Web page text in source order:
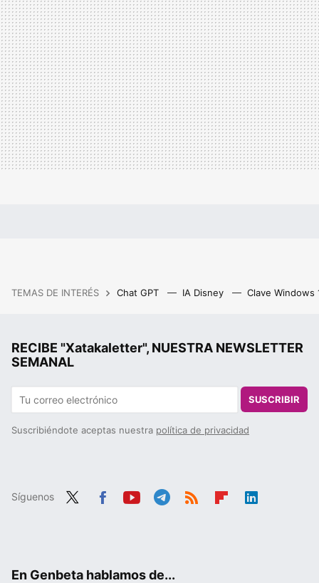
TEMAS DE INTERÉS Chat GPT IA Disney Clave Windows
RECIBE "Xatakaletter", NUESTRA NEWSLETTER
SEMANAL
SUSCRIBIR
Suscribiéndote aceptas nuestra política de privacidad
Síguenos
En Genbeta hablamos de...